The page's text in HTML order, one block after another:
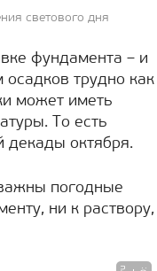
светового дня
фундамента – и
трудно как
может иметь
То есть
декады октября.
погодные
ни к раствору,